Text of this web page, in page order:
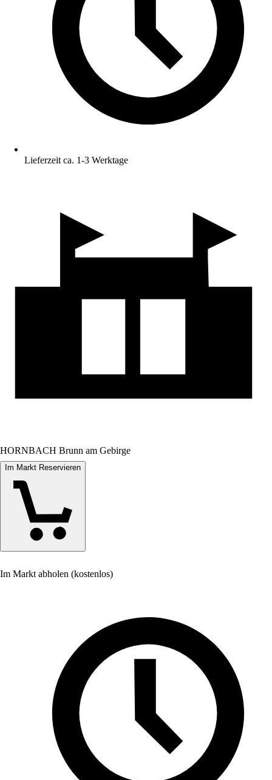
Lieferzeit ca. 1-3 Werktage
HORNBACH Brunn am Gebirge
Im Markt Reservieren
Im Markt abholen (kostenlos)